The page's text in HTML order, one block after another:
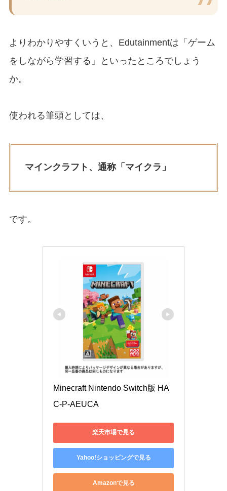
よりわかりやすくいうと、Edutainmentは「ゲーム
をしながら学習する」といったところでしょう
か。
使われる筆頭としては、
マインクラフト、通称「マイクラ」
です。
Minecraft Nintendo Switch版 HA
C-P-AEUCA
楽天市場で見る
Yahoo!ショッピングで見る
Amazonで見る